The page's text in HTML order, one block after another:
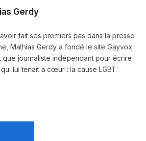
Gerdy
fait ses premiers pas dans la presse
Mathias Gerdy a fondé le site Gayvox
que journaliste indépendant pour écrire
lui tenait à cœur : la cause LGBT.